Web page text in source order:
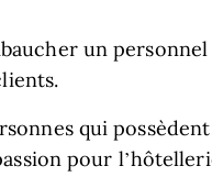
un
qui
pour